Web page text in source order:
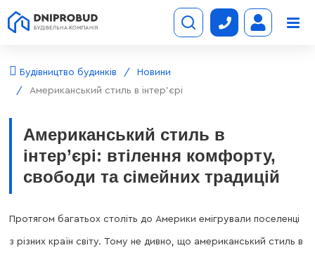
Будівництво будинків
Новини
Американський стиль в інтер’єрі
Американський стиль в
інтер’єрі: втілення комфорту,
свободи та сімейних традицій
Протягом багатьох століть до Америки емігрували поселенці
з різних країн світу. Тому не дивно, що американський стиль в